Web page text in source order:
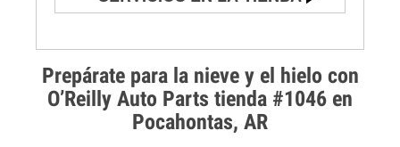
Prepárate para la nieve y el hielo con
O’Reilly Auto Parts tienda #1046 en
Pocahontas, AR
Prueba de alternadores y
arrancadores
Revisión de la luz "Check Engine"